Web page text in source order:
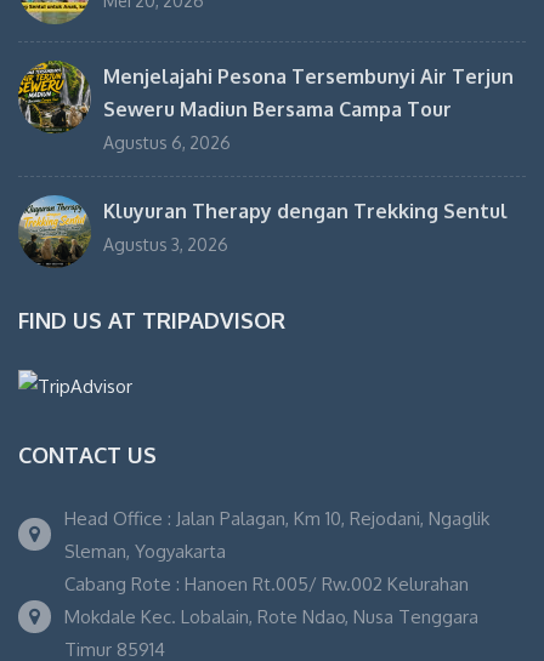
Menjelajahi Pesona Tersembunyi Air Terjun
Seweru Madiun Bersama Campa Tour
Agustus 6, 2026
Kluyuran Therapy dengan Trekking Sentul
Agustus 3, 2026
FIND US AT TRIPADVISOR
CONTACT US
Head Office : Jalan Palagan, Km 10, Rejodani, Ngaglik
Sleman, Yogyakarta
Cabang Rote : Hanoen Rt.005/ Rw.002 Kelurahan
Mokdale Kec. Lobalain, Rote Ndao, Nusa Tenggara
Timur 85914